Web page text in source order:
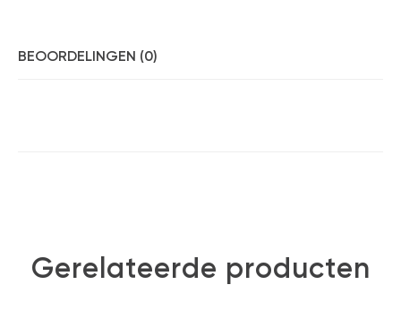
BEOORDELINGEN (0)
Gerelateerde producten